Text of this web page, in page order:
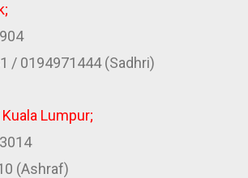
/ 0194971444 (Sadhri)
Lumpur;
(Ashraf)